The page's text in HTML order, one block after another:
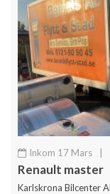
Inkom 17 Mars
Renault master
Karlskrona Bilcenter